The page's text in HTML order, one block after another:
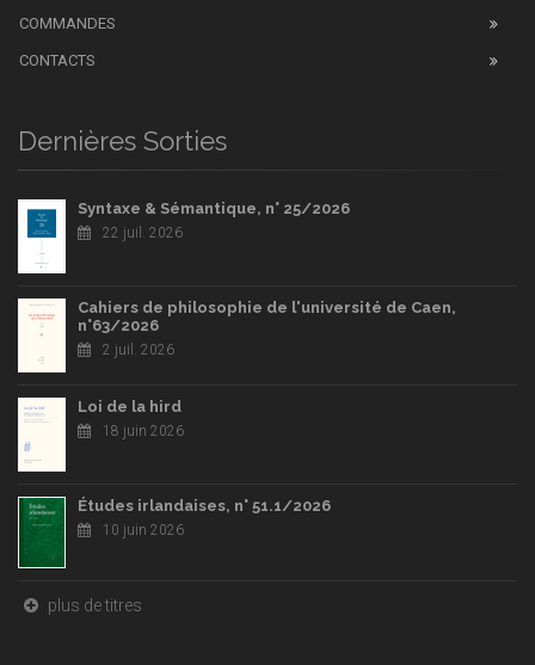
COMMANDES
CONTACTS
Dernières Sorties
Syntaxe & Sémantique, n° 25/2026
22 juil. 2026
Cahiers de philosophie de l'université de Caen,
n°63/2026
2 juil. 2026
Loi de la hird
18 juin 2026
Études irlandaises, n° 51.1/2026
10 juin 2026
plus de titres